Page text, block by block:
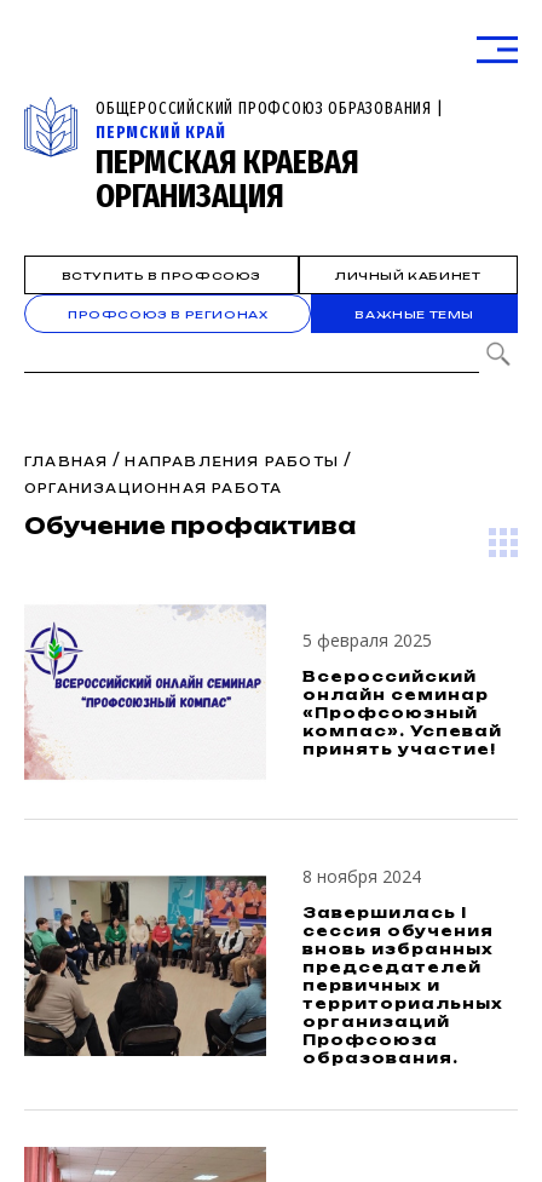
ОБЩЕРОССИЙСКИЙ ПРОФСОЮЗ ОБРАЗОВАНИЯ |
ПЕРМСКИЙ КРАЙ
ПЕРМСКАЯ КРАЕВАЯ
ОРГАНИЗАЦИЯ
ВСТУПИТЬ В ПРОФСОЮЗ ЛИЧНЫЙ КАБИНЕТ
ПРОФСОЮЗ В РЕГИОНАХ ВАЖНЫЕ ТЕМЫ
ГЛАВНАЯ /НАПРАВЛЕНИЯ РАБОТЫ /
ОРГАНИЗАЦИОННАЯ РАБОТА
Обучение профактива
5 февраля 2025
Всероссийский
онлайн семинар
«Профсоюзный
компас». Успевай
принять участие!
8 ноября 2024
Завершилась I
сессия обучения
вновь избранных
председателей
первичных и
территориальных
организаций
Профсоюза
образования.